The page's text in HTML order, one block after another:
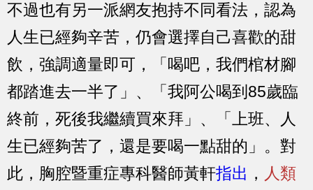
不過也有另一派網友抱持不同看法，認為
人生已經夠辛苦，仍會選擇自己喜歡的甜
飲，強調適量即可，「喝吧，我們棺材腳
都踏進去一半了」、「我阿公喝到85歲臨
終前，死後我繼續買來拜」、「上班、人
生已經夠苦了，還是要喝一點甜的」。對
此，胸腔暨重症專科醫師黃軒指出 ， 人類